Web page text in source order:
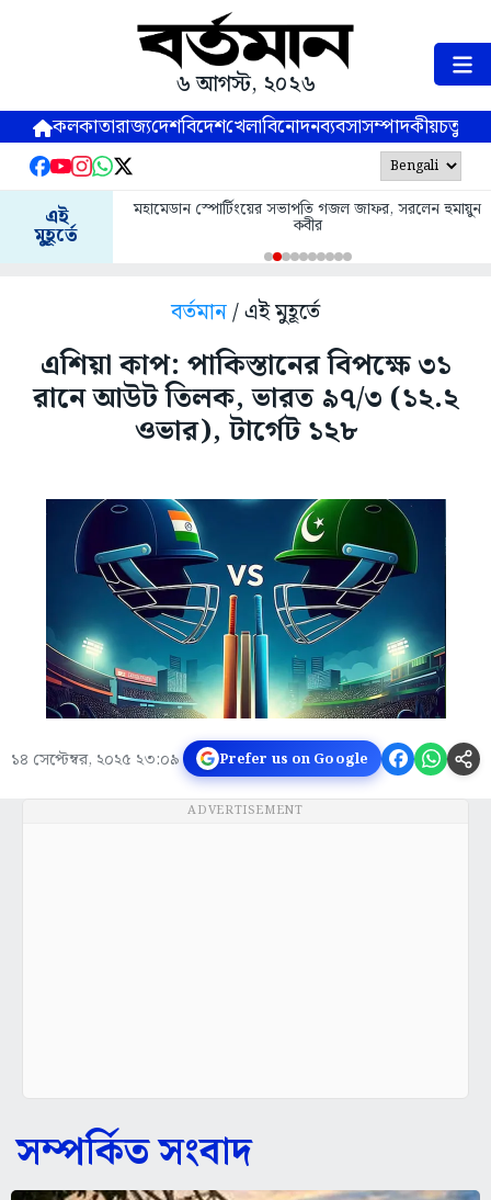
৬ আগস্ট, ২০২৬
কলকাতারাজ্যদেশবিদেশখেলাবিনোদনব্যবসাসম্পাদকীয়
এই
মুহূর্তে
মহামেডান স্পোর্টিংয়ের সভাপতি গজল জাফর, সরলেন হুমায়ুন
কবীর
বর্তমান/ এই মুহূর্তে
এশিয়া কাপ: পাকিস্তানের বিপক্ষে ৩১
রানে আউট তিলক, ভারত ৯৭/৩ (১২.২
ওভার), টার্গেট ১২৮
১৪ সেপ্টেম্বর, ২০২৫ ২৩:০৯ Prefer us on Google
ADVERTISEMENT
সম্পর্কিত সংবাদ